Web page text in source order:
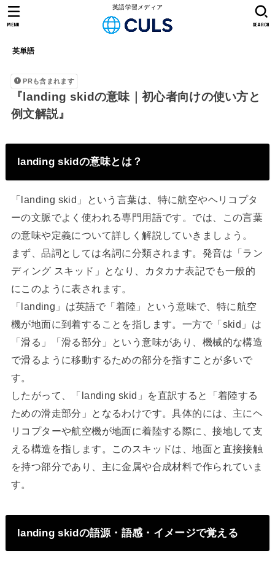
英語学習メディア
英単語
SEARCH
MENU
PRも含まれます
『landing skidの意味｜初心者向けの使い方と
例文解説』
landing skidの意味とは？
「landing skid」という言葉は、特に航空やヘリコプタ
ーの文脈でよく使われる専門用語です。では、この言葉
の意味や定義について詳しく解説していきましょう。
まず、品詞としては名詞に分類されます。発音は「ラン
ディング スキッド」となり、カタカナ表記でも一般的
にこのように表されます。
「landing」は英語で「着陸」という意味で、特に航空
機が地面に到着することを指します。一方で「skid」は
「滑る」「滑る部分」という意味があり、機械的な構造
で滑るように移動するための部分を指すことが多いで
す。
したがって、「landing skid」を直訳すると「着陸する
ための滑走部分」となるわけです。具体的には、主にヘ
リコプターや航空機が地面に着陸する際に、接地して支
える構造を指します。このスキッドは、地面と直接接触
を持つ部分であり、主に金属や合成材料で作られていま
す。
landing skidの語源・語感・イメージで覚える